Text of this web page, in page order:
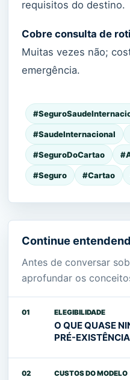
requisitos do destino.
Cobre consulta de
Muitas vezes não;
emergência.
#SaudeInternacional
#SeguroDoCartao
#Seguro #Cartao
Continue
Antes de conversar
aprofundar os
01 ELEGIBILIDADE
O QUE QUASE
PRÉ-
02 CUSTOS DO MODELO